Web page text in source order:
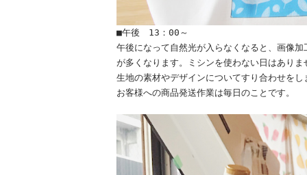
■午後 13：00～
午後になって自然光が入らなくなると、画像
が多くなります。ミシンを使わない日はあり
生地の素材やデザインについてすり合わせを
お客様への商品発送作業は毎日のことです。